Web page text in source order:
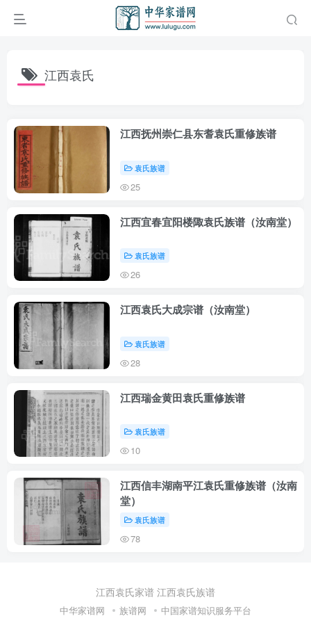
江西袁氏
江西抚州崇仁县东耆袁氏重修族谱
袁氏族谱
25
江西宜春宜阳楼陬袁氏族谱（汝南堂）
袁氏族谱
26
江西袁氏大成宗谱（汝南堂）
袁氏族谱
28
江西瑞金黄田袁氏重修族谱
袁氏族谱
10
江西信丰湖南平江袁氏重修族谱（汝南
堂）
袁氏族谱
78
江西袁氏家谱 江西袁氏族谱
中华家谱网 族谱网 中国家谱知识服务平台